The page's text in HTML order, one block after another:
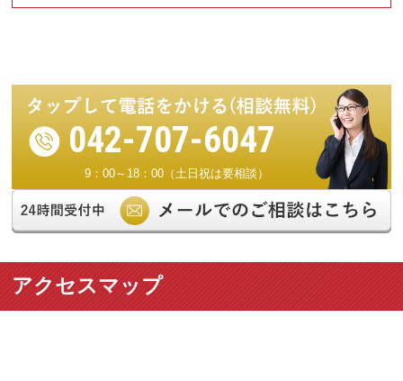
042-707-6047
9：00～18：00（土日祝は要相談）
アクセスマップ